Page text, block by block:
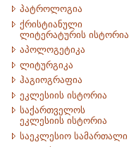
პატროლოგია
ქრისტიანული
ლიტერატურის ისტორია
აპოლოგეტიკა
ლიტურგიკა
ჰაგიოგრაფია
ეკლესიის ისტორია
საქართველოს
ეკლესიის ისტორია
საეკლესიო სამართალი